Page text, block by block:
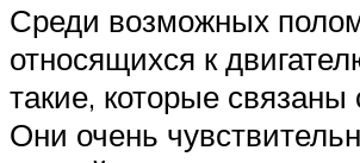
Среди возможных
относящихся к
такие, которые связаны
Они очень